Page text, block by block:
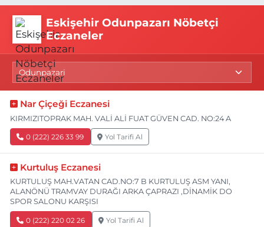
Eskişehir Odunpazarı Nöbetçi
Eczaneler
Nar Çiçeği Eczanesi
KIRMIZITOPRAK MAH. VALİ ALİ FUAT GÜVEN CAD. NO:24 A
0 (222) 226 33 99 Yol Tarifi Al
Kurtuluş Eczanesi
KURTULUŞ MAH.VATAN CAD.NO:7 B KURTULUŞ ASM YANI,
ALANÖNÜ TRAMVAY DURAĞI ARKA ÇAPRAZI ,DİNAMİK DO
SPOR SALONU KARŞISI
0 (222) 220 02 26 Yol Tarifi Al